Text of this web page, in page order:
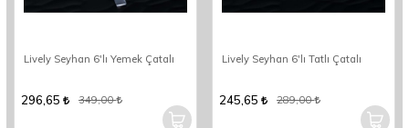
Lively Seyhan 6'lı Yemek Çatalı
296,65 349,00
Lively Seyhan 6'lı Tatlı Çatalı
245,65 289,00